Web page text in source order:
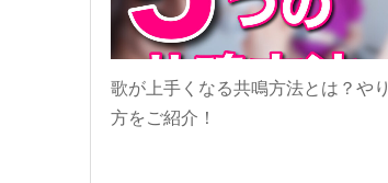
歌が上手くなる共鳴方法とは？やり
方をご紹介！